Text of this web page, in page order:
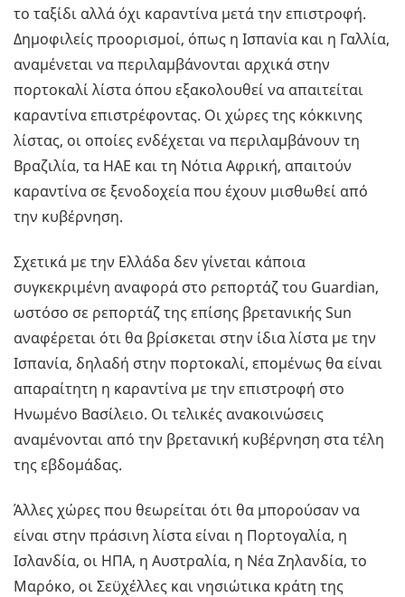
το ταξίδι αλλά όχι καραντίνα μετά την επιστροφή.
Δημοφιλείς προορισμοί, όπως η Ισπανία και η Γαλλία,
αναμένεται να περιλαμβάνονται αρχικά στην
πορτοκαλί λίστα όπου εξακολουθεί να απαιτείται
καραντίνα επιστρέφοντας. Οι χώρες της κόκκινης
λίστας, οι οποίες ενδέχεται να περιλαμβάνουν τη
Βραζιλία, τα ΗΑΕ και τη Νότια Αφρική, απαιτούν
καραντίνα σε ξενοδοχεία που έχουν μισθωθεί από
την κυβέρνηση.
Σχετικά με την Ελλάδα δεν γίνεται κάποια
συγκεκριμένη αναφορά στο ρεπορτάζ του Guardian,
ωστόσο σε ρεπορτάζ της επίσης βρετανικής Sun
αναφέρεται ότι θα βρίσκεται στην ίδια λίστα με την
Ισπανία, δηλαδή στην πορτοκαλί, επομένως θα είναι
απαραίτητη η καραντίνα με την επιστροφή στο
Ηνωμένο Βασίλειο. Οι τελικές ανακοινώσεις
αναμένονται από την βρετανική κυβέρνηση στα τέλη
της εβδομάδας.
Άλλες χώρες που θεωρείται ότι θα μπορούσαν να
είναι στην πράσινη λίστα είναι η Πορτογαλία, η
Ισλανδία, οι ΗΠΑ, η Αυστραλία, η Νέα Ζηλανδία, το
Μαρόκο, οι Σεϋχέλλες και νησιώτικα κράτη της